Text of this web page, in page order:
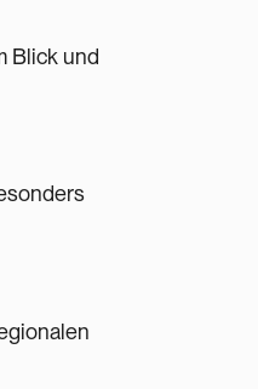
Blick und